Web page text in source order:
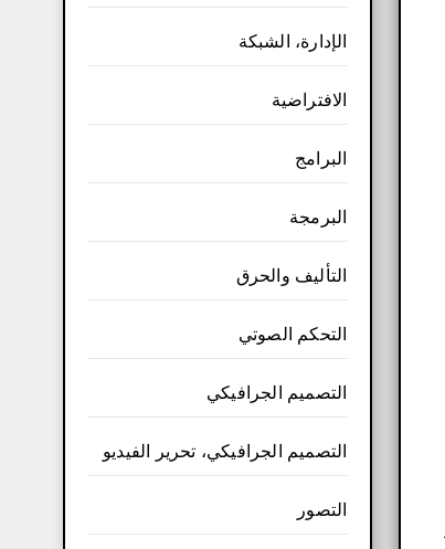
الإدارة، الشبكة
الافتراضية
البرامج
البرمجة
التأليف والحرق
التحكم الصوتي
التصميم الجرافيكي
التصميم الجرافيكي، تحرير الفيديو
التصور